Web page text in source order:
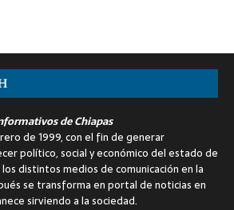
de Chiapas
de 1999, con el fin de generar
político, social y económico del estado de
distintos medios de comunicación en la
se transforma en portal de noticias en
sirviendo a la sociedad.